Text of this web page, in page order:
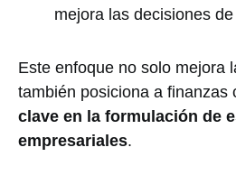
mejora las decisiones
Este enfoque no solo mejora
también posiciona a finanzas
clave en la formulación de
empresariales.